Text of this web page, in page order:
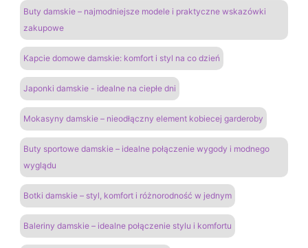
Buty damskie – najmodniejsze modele i praktyczne wskazówki
zakupowe
Kapcie domowe damskie: komfort i styl na co dzień
Japonki damskie - idealne na ciepłe dni
Mokasyny damskie – nieodłączny element kobiecej garderoby
Buty sportowe damskie – idealne połączenie wygody i modnego
wyglądu
Botki damskie – styl, komfort i różnorodność w jednym
Baleriny damskie – idealne połączenie stylu i komfortu